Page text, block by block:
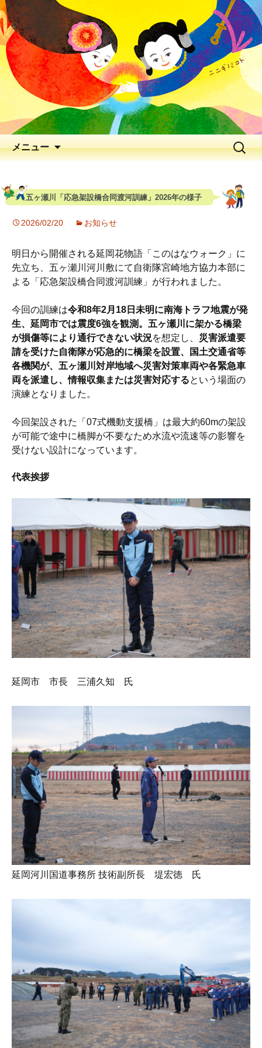
延岡花物語 2026
出会いの聖地 神と人と花が出逢う、
早春の五ヶ瀬川
メニュー
五ヶ瀬川「応急架設橋合同渡河訓練」2026年の様子
2026/02/20 お知らせ
明日から開催される延岡花物語「このはなウォーク」に
先立ち、五ヶ瀬川河川敷にて自衛隊宮崎地方協力本部に
よる「応急架設橋合同渡河訓練」が行われました。
今回の訓練は令和8年2月18日未明に南海トラフ地震が発
生、延岡市では震度6強を観測。五ヶ瀬川に架かる橋梁
が損傷等により通行できない状況を想定し、 災害派遣要
請を受けた自衛隊が応急的に橋梁を設置、国土交通省等
各機関が、五ヶ瀬川対岸地域へ災害対策車両や各緊急車
両を派遣し、情報収集または災害対応するという場面の
演練となりました。
今回架設された「07式機動支援橋」は最大約60mの架設
が可能で途中に橋脚が不要なため水流や流速等の影響を
受けない設計になっています。
代表挨拶
延岡市 市長 三浦久知 氏
延岡河川国道事務所 技術副所長 堤宏徳 氏